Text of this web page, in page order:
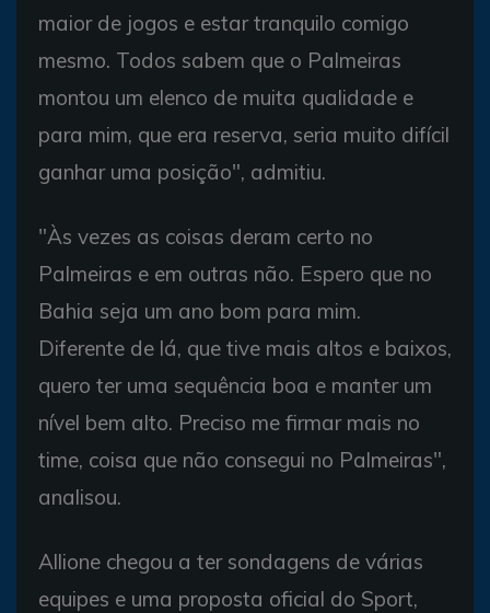
maior de jogos e estar tranquilo comigo
mesmo. Todos sabem que o Palmeiras
montou um elenco de muita qualidade e
para mim, que era reserva, seria muito difícil
ganhar uma posição", admitiu.
"Às vezes as coisas deram certo no
Palmeiras e em outras não. Espero que no
Bahia seja um ano bom para mim.
Diferente de lá, que tive mais altos e baixos,
quero ter uma sequência boa e manter um
nível bem alto. Preciso me firmar mais no
time, coisa que não consegui no Palmeiras",
analisou.
Allione chegou a ter sondagens de várias
equipes e uma proposta oficial do Sport,